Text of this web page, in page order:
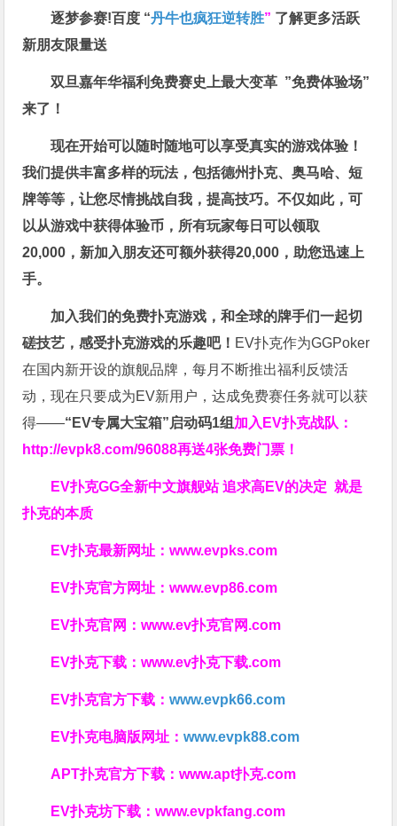
逐梦参赛!百度 “丹牛也疯狂逆转胜” 了解更多活跃
新朋友限量送
双旦嘉年华福利免费赛史上最大变革 ”免费体验场”
来了！
现在开始可以随时随地可以享受真实的游戏体验！
我们提供丰富多样的玩法，包括德州扑克、奥马哈、短
牌等等，让您尽情挑战自我，提高技巧。不仅如此，可
以从游戏中获得体验币，所有玩家每日可以领取
20,000，新加入朋友还可额外获得20,000，助您迅速上
手。
加入我们的免费扑克游戏，和全球的牌手们一起切
磋技艺，感受扑克游戏的乐趣吧！ EV扑克作为GGPoker
在国内新开设的旗舰品牌，每月不断推出福利反馈活
动，现在只要成为EV新用户，达成免费赛任务就可以获
得——“EV专属大宝箱”启动码1组 加入EV扑克战队：
http://evpk8.com/96088再送4张免费门票！
EV扑克GG全新中文旗舰站追求高EV的决定就是
扑克的本质
EV扑克最新网址：www.evpks.com
EV扑克官方网址：www.evp86.com
EV扑克官网：www.ev扑克官网.com
EV扑克下载：www.ev扑克下载.com
EV扑克官方下载：www.evpk66.com
EV扑克电脑版网址：www.evpk88.com
APT扑克官方下载：www.apt扑克.com
EV扑克坊下载：www.evpkfang.com